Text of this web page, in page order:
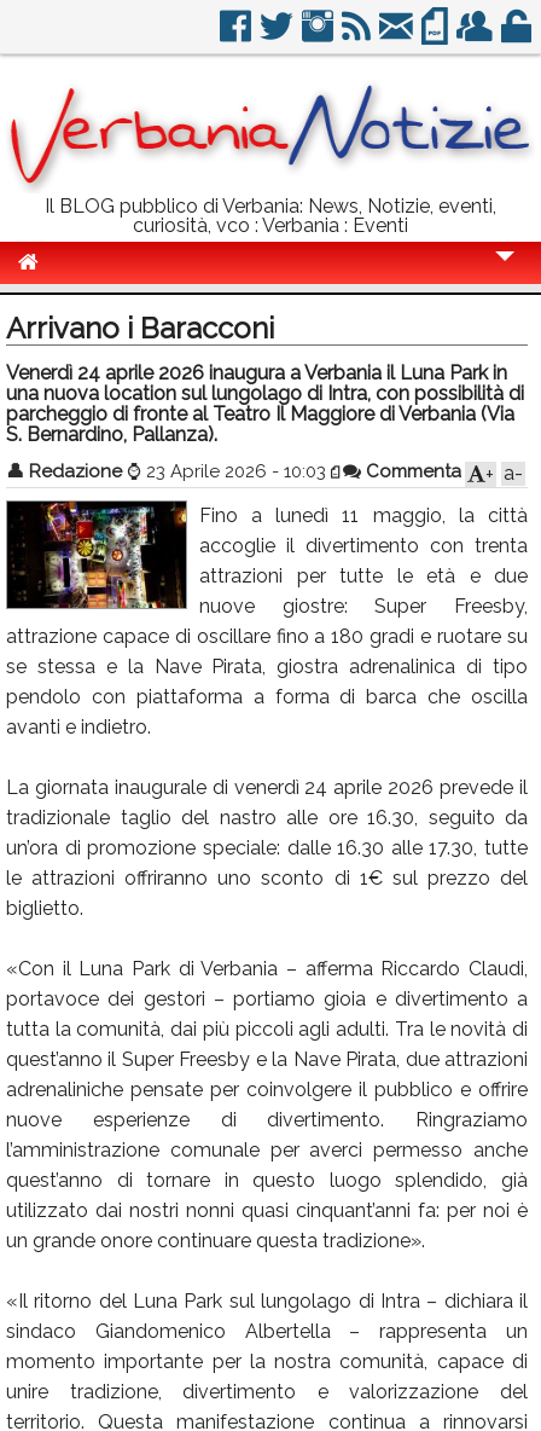
Il BLOG pubblico di Verbania: News, Notizie, eventi,
curiosità, vco : Verbania : Eventi
Politica
Sport
Eventi
Info Utili
Rubriche
Calendario
Arrivano i Baracconi
Venerdì 24 aprile 2026 inaugura a Verbania il Luna Park in
una nuova location sul lungolago di Intra, con possibilità di
parcheggio di fronte al Teatro Il Maggiore di Verbania (Via
S. Bernardino, Pallanza).
👤 Redazione ⌚ 23 Aprile 2026 - 10:03 Commenta a-
+
Fino a lunedì 11 maggio, la città
accoglie il divertimento con trenta
attrazioni per tutte le età e due
nuove giostre: Super Freesby,
attrazione capace di oscillare fino a 180 gradi e ruotare su
se stessa e la Nave Pirata, giostra adrenalinica di tipo
pendolo con piattaforma a forma di barca che oscilla
avanti e indietro.
La giornata inaugurale di venerdì 24 aprile 2026 prevede il
tradizionale taglio del nastro alle ore 16.30, seguito da
un’ora di promozione speciale: dalle 16.30 alle 17.30, tutte
le attrazioni offriranno uno sconto di 1€ sul prezzo del
biglietto.
«Con il Luna Park di Verbania – afferma Riccardo Claudi,
portavoce dei gestori – portiamo gioia e divertimento a
tutta la comunità, dai più piccoli agli adulti. Tra le novità di
quest’anno il Super Freesby e la Nave Pirata, due attrazioni
adrenaliniche pensate per coinvolgere il pubblico e offrire
nuove esperienze di divertimento. Ringraziamo
l’amministrazione comunale per averci permesso anche
quest’anno di tornare in questo luogo splendido, già
utilizzato dai nostri nonni quasi cinquant’anni fa: per noi è
un grande onore continuare questa tradizione».
«Il ritorno del Luna Park sul lungolago di Intra – dichiara il
sindaco Giandomenico Albertella – rappresenta un
momento importante per la nostra comunità, capace di
unire tradizione, divertimento e valorizzazione del
territorio. Questa manifestazione continua a rinnovarsi